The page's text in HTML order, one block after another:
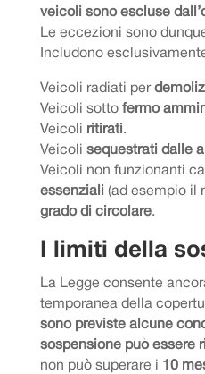
veicoli sono escluse
Le eccezioni sono
Includono
Veicoli radiati per
Veicoli sotto fermo
Veicoli ritirati .
Veicoli sequestrati dalle
Veicoli non funzionanti
essenziali (ad esempio il
grado di circolare.
I limiti della
La Legge consente
temporanea della
sono previste alcune
sospensione può essere
non può superare i 10